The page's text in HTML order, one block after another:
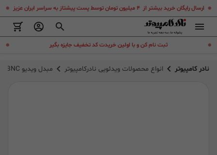
ارسال رایگان خرید بیشتر از ۴ میلیون تومان توسط پست پیشتاز به سراسر ایران عزیز
.
ثبت نام کن و با اولین خریدت کد تخفیف جایزه بگیر .
نادر کامپیوتر انواع محصولات ویدئویی نادرکامپیوتر مبدل ویدیو BNC به HDMI لنکنگ مدل LENKENG LKV366